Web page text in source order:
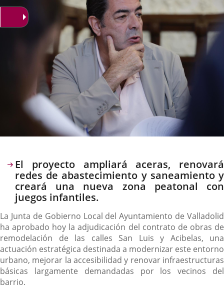
Descripción
El proyecto ampliará aceras, renovará
redes de abastecimiento y saneamiento y
creará una nueva zona peatonal con
juegos infantiles.
La Junta de Gobierno Local del Ayuntamiento de Valladolid
ha aprobado hoy la adjudicación del contrato de obras de
remodelación de las calles San Luis y Acibelas, una
actuación estratégica destinada a modernizar este entorno
urbano, mejorar la accesibilidad y renovar infraestructuras
básicas largamente demandadas por los vecinos del
barrio.